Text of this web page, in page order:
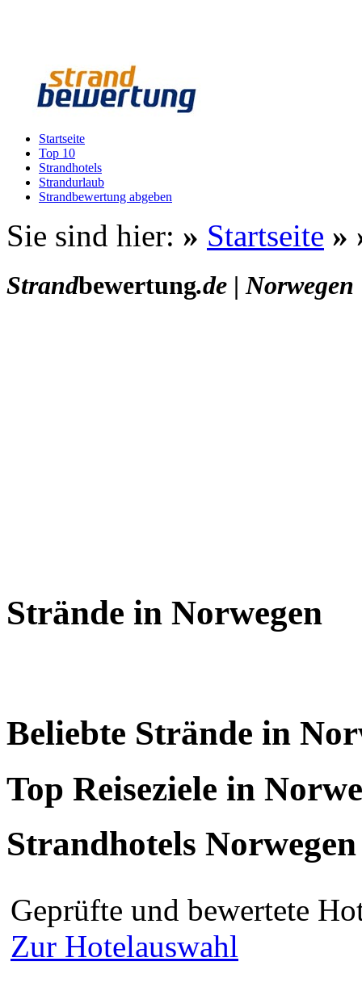
Startseite
Top 10
Strandhotels
Strandurlaub
Strandbewertung abgeben
Sie sind hier: » Startseite »
Strandbewertung.de |Norwegen
Strände in Norwegen
Beliebte Strände in
Top Reiseziele in
Strandhotels Norwegen
Geprüfte und bewertete
Zur Hotelauswahl